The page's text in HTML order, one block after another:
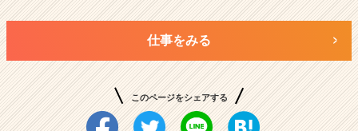
仕事をみる
このページをシェアする